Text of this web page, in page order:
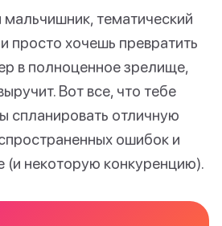
тематический
просто хочешь превратить
в полноценное зрелище,
Вот все, что тебе
спланировать отличную
ошибок и
(и некоторую конкуренцию).